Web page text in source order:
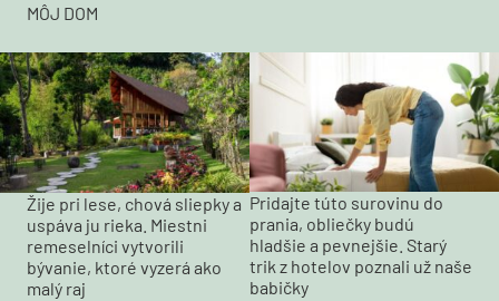
MÔJ DOM
Žije pri lese, chová sliepky a
uspáva ju rieka. Miestni
remeselníci vytvorili
bývanie, ktoré vyzerá ako
malý raj
Pridajte túto surovinu do
prania, obliečky budú
hladšie a pevnejšie. Starý
trik z hotelov poznali už naše
babičky